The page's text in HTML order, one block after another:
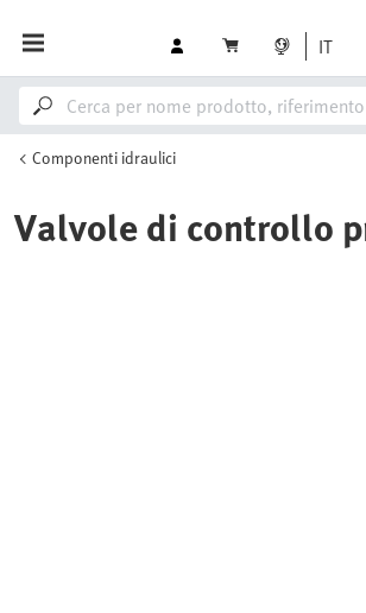
IT
Componenti idraulici
Valvole di controllo